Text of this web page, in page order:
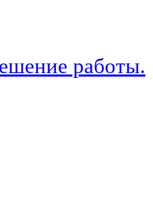
работы.